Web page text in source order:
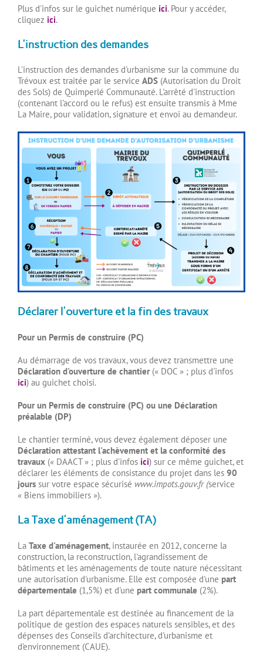
Plus d'infos sur le guichet numérique ici. Pour y accéder,
cliquez ici.
L'instruction des demandes
L'instruction des demandes d'urbanisme sur la commune du
Trévoux est traitée par le service ADS (Autorisation du Droit
des Sols) de Quimperlé Communauté. L'arrêté d'instruction
(contenant l'accord ou le refus) est ensuite transmis à Mme
La Maire, pour validation, signature et envoi au demandeur.
Déclarer l'ouverture et la fin des travaux
Pour un Permis de construire (PC)
Au démarrage de vos travaux, vous devez transmettre une
Déclaration d'ouverture de chantier (« DOC » ; plus d'infos
ici) au guichet choisi.
Pour un Permis de construire (PC) ou une Déclaration
préalable (DP)
Le chantier terminé, vous devez également déposer une
Déclaration attestant l'achèvement et la conformité des
travaux (« DAACT » ; plus d'infos ici) sur ce même guichet, et
déclarer les éléments de consistance du projet dans les 90
jours sur votre espace sécurisé www.impots.gouv.fr (service
« Biens immobiliers »).
La Taxe d'aménagement (TA)
La Taxe d'aménagement, instaurée en 2012, concerne la
construction, la reconstruction, l'agrandissement de
bâtiments et les aménagements de toute nature nécessitant
une autorisation d'urbanisme. Elle est composée d'une part
départementale (1,5%) et d'une part communale (2%).
La part départementale est destinée au financement de la
politique de gestion des espaces naturels sensibles, et des
dépenses des Conseils d'architecture, d'urbanisme et
d'environnement (CAUE).